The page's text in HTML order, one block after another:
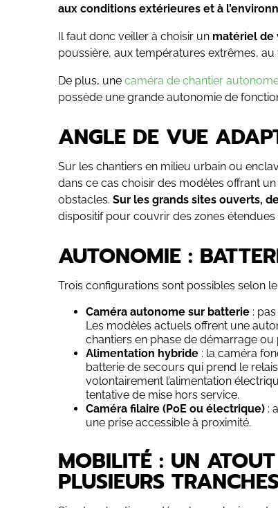
aux conditions extérieures et à
Il faut donc veiller à choisir unmatériel de
poussière, aux températures extrêmes, au
De plus, une caméra de chantier
possède une grande autonomie de
ANGLE DE VUE
Sur les chantiers en milieu urbain ou
dans ce cas choisir des modèles offrant
obstacles. Sur les grands sites ouverts,
dispositif pour couvrir des zones étendues
AUTONOMIE :
Trois configurations sont possibles selon
Caméra autonome sur batterie: pas
Les modèles actuels offrent une
chantiers en phase de démarrage
Alimentation hybride: la caméra
batterie de secours qui prend le
volontairement l’alimentation
tentative de mise hors service.
Caméra filaire (PoE ou électrique):
une prise accessible à proximité.
MOBILITÉ : UN
PLUSIEURS